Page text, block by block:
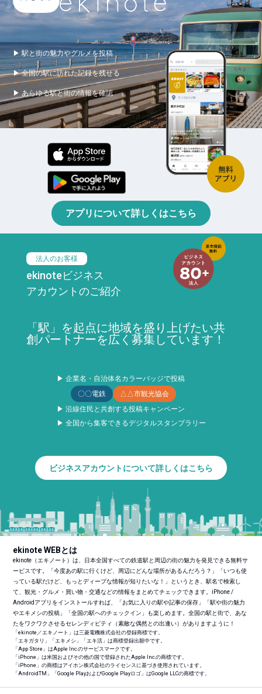
▶ 駅と街の魅力やグルメを投稿
▶ 全国の駅に訪れた記録を残せる
▶ あらゆる駅と街の情報を確認
アプリについて詳しくはこちら
法人のお客様
ekinoteビジネス
アカウントのご紹介
「駅」を起点に地域を盛り上げたい共
創パートナーを広く募集しています！
▶ 企業名・自治体名カラーバッジで投稿
〇〇電鉄
△△市観光協会
▶ 沿線住民と共創する投稿キャンペーン
▶ 全国から集客できるデジタルスタンプラリー
ビジネスアカウントについて詳しくはこちら
ekinote WEBとは
ekinote（エキノート）は、日本全国すべての鉄道駅と周辺の街の魅力を発見できる無料サ
ービスです。「今度あの駅に行くけど、周辺にどんな場所があるんだろう？」「いつも使
っている駅だけど、もっとディープな情報が知りたいな！」というとき、駅名で検索し
て、観光・グルメ・買い物・交通などの情報をまとめてチェックできます。iPhone /
Androidアプリをインストールすれば、「お気に入りの駅や記事の保存」「駅や街の魅力
やエキメシの投稿」「全国の駅へのチェックイン」も楽しめます。全国の駅と街で、あな
たをワクワクさせるセレンディピティ（素敵な偶然との出逢い）がありますように！
「ekinote／エキノート」は三菱電機株式会社の登録商標です。
「エキガタリ」「エキメシ」「エキ活」は商標登録出願中です。
「App Store」はApple Inc.のサービスマークです。
「iPhone」は米国およびその他の国で登録されたApple Inc.の商標です。
「iPhone」の商標はアイホン株式会社のライセンスに基づき使用されています。
「AndroidTM 」「Google PlayおよびGoogle Playロゴ」はGoogle LLCの商標です。